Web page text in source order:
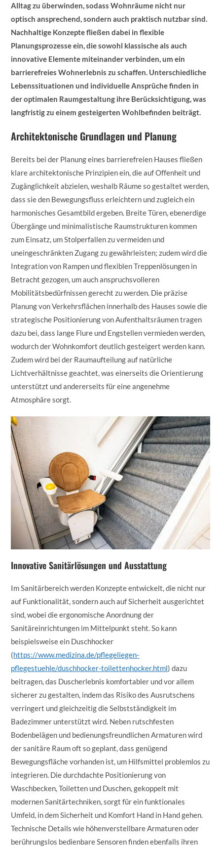
Alltag zu überwinden, sodass Wohnräume nicht nur
optisch ansprechend, sondern auch praktisch nutzbar sind.
Nachhaltige Konzepte fließen dabei in flexible
Planungsprozesse ein, die sowohl klassische als auch
innovative Elemente miteinander verbinden, um ein
barrierefreies Wohnerlebnis zu schaffen. Unterschiedliche
Lebenssituationen und individuelle Ansprüche finden in
der optimalen Raumgestaltung ihre Berücksichtigung, was
langfristig zu einem gesteigerten Wohlbefinden beiträgt.
Architektonische Grundlagen und Planung
Bereits bei der Planung eines barrierefreien Hauses fließen
klare architektonische Prinzipien ein, die auf Offenheit und
Zugänglichkeit abzielen, weshalb Räume so gestaltet werden,
dass sie den Bewegungsfluss erleichtern und zugleich ein
harmonisches Gesamtbild ergeben. Breite Türen, ebenerdige
Übergänge und minimalistische Raumstrukturen kommen
zum Einsatz, um Stolperfallen zu vermeiden und
uneingeschränkten Zugang zu gewährleisten; zudem wird die
Integration von Rampen und flexiblen Treppenlösungen in
Betracht gezogen, um auch anspruchsvolleren
Mobilitätsbedürfnissen gerecht zu werden. Die präzise
Planung von Verkehrsflächen innerhalb des Hauses sowie die
strategische Positionierung von Aufenthaltsräumen tragen
dazu bei, dass lange Flure und Engstellen vermieden werden,
wodurch der Wohnkomfort deutlich gesteigert werden kann.
Zudem wird bei der Raumaufteilung auf natürliche
Lichtverhältnisse geachtet, was einerseits die Orientierung
unterstützt und andererseits für eine angenehme
Atmosphäre sorgt.
Innovative Sanitärlösungen und Ausstattung
Im Sanitärbereich werden Konzepte entwickelt, die nicht nur
auf Funktionalität, sondern auch auf Sicherheit ausgerichtet
sind, wobei die ergonomische Anordnung der
Sanitäreinrichtungen im Mittelpunkt steht. So kann
beispielsweise ein Duschhocker
(https://www.medizina.de/pflegeliegen-
pflegestuehle/duschhocker-toilettenhocker.html) dazu
beitragen, das Duscherlebnis komfortabler und vor allem
sicherer zu gestalten, indem das Risiko des Ausrutschens
verringert und gleichzeitig die Selbstständigkeit im
Badezimmer unterstützt wird. Neben rutschfesten
Bodenbelägen und bedienungsfreundlichen Armaturen wird
der sanitäre Raum oft so geplant, dass genügend
Bewegungsfläche vorhanden ist, um Hilfsmittel problemlos zu
integrieren. Die durchdachte Positionierung von
Waschbecken, Toiletten und Duschen, gekoppelt mit
modernen Sanitärtechniken, sorgt für ein funktionales
Umfeld, in dem Sicherheit und Komfort Hand in Hand gehen.
Technische Details wie höhenverstellbare Armaturen oder
berührungslos bedienbare Sensoren finden ebenfalls ihren